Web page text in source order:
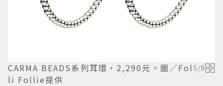
CARMA BEADS系列耳環，2,290元。圖／Fol
li Follie提供
5/9